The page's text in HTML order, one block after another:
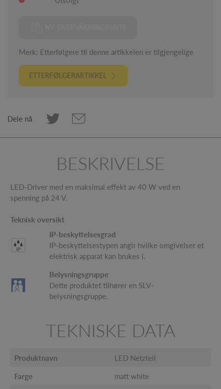
Merk: Etterfølgere til denne artikkelen er tilgjengelige
ETTERFØLGERARTIKKEL
Dele nå
BESKRIVELSE
LED-Driver med en maksimal effekt av 40 W ved en
spenning på 24 V.
Teknisk oversikt
IP-beskyttelsesgrad
IP-beskyttelsestypen angir hvilke omgivelser et
elektrisk apparat kan brukes i.
Belysningsgruppe
Dette produktet tilhører en SLV-
belysningsgruppe.
TEKNISKE DATA
Produktnavn LED Netzteil
Farge matt white